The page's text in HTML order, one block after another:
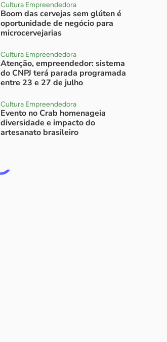
Cultura Empreendedora
Boom das cervejas sem glúten é
oportunidade de negócio para
microcervejarias
Cultura Empreendedora
Atenção, empreendedor: sistema
do CNPJ terá parada programada
entre 23 e 27 de julho
Cultura Empreendedora
Evento no Crab homenageia
diversidade e impacto do
artesanato brasileiro